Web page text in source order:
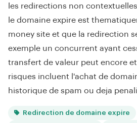
les redirections non
le domaine expire est
money site et que la redirection
exemple un concurrent ayant
transfert de valeur peut encore
risques incluent l'achat de
historique de spam ou deja
Redirection de domaine expire